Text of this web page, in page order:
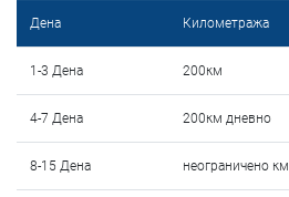
Најчести прашања
Блог
Контакт
MАКЕДОНСКИ
Дена Километража
1-3 Дена 200км
4-7 Дена 200км дневно
8-15 Дена неограничено км